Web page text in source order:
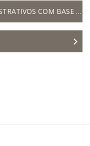
LICITAÇÕES E CONTRATOS ADMINISTRATIVOS COM BASE NA LEI N.º 14.133/2021 - 2023.2